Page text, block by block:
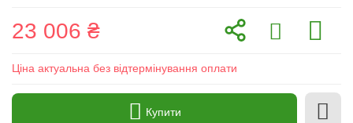
23 006 ₴
Ціна актуальна без відтермінування оплати
Купити